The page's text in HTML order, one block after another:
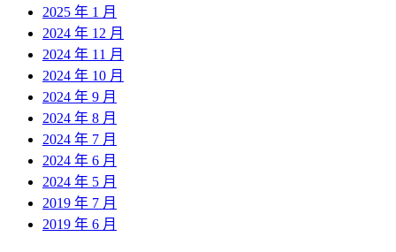
2025 年 1 月
2024 年 12 月
2024 年 11 月
2024 年 10 月
2024 年 9 月
2024 年 8 月
2024 年 7 月
2024 年 6 月
2024 年 5 月
2019 年 7 月
2019 年 6 月